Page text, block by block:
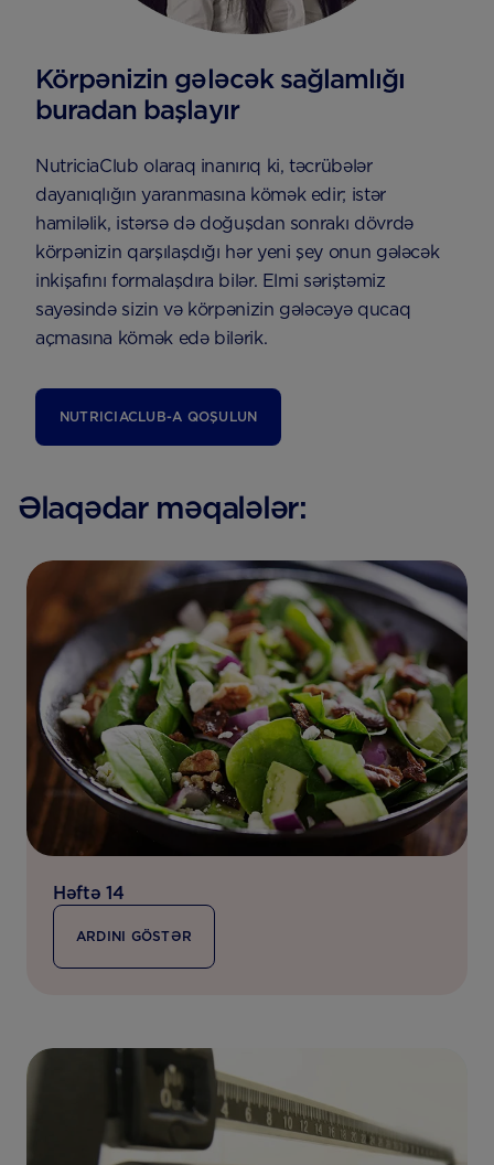
Körpənizin gələcək sağlamlığı
buradan başlayır
NutriciaClub olaraq inanırıq ki, təcrübələr
dayanıqlığın yaranmasına kömək edir; istər
hamiləlik, istərsə də doğuşdan sonrakı dövrdə
körpənizin qarşılaşdığı hər yeni şey onun gələcək
inkişafını formalaşdıra bilər. Elmi səriştəmiz
sayəsində sizin və körpənizin gələcəyə qucaq
açmasına kömək edə bilərik.
NUTRICIACLUB-A QOŞULUN
Əlaqədar məqalələr:
Həftə 14
ARDINI GÖSTƏR